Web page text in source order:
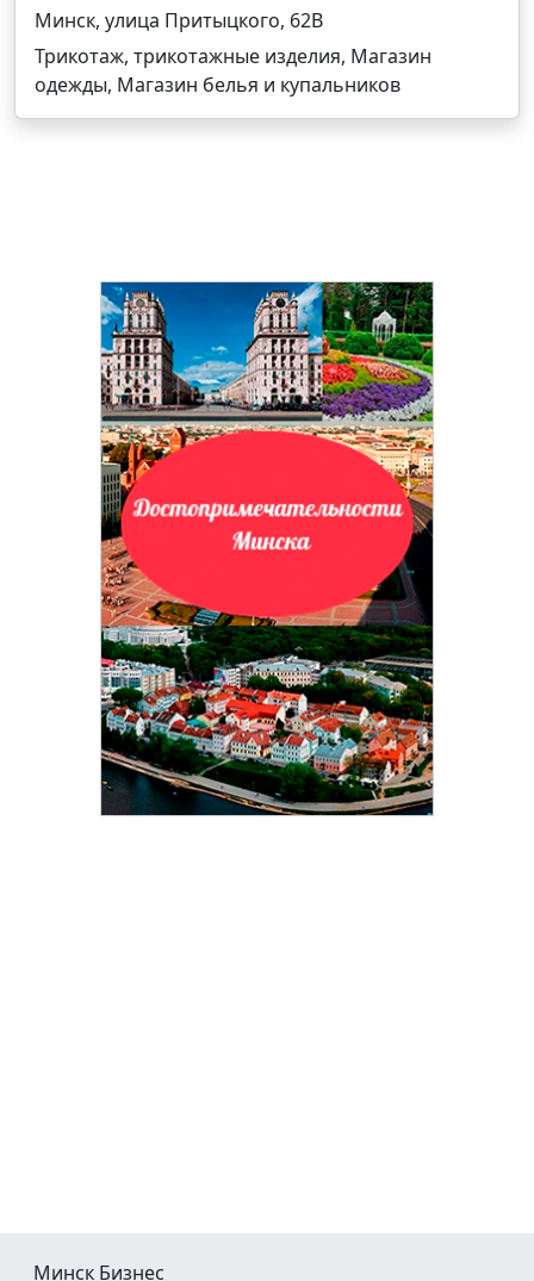
Минск, улица Притыцкого, 62В
Трикотаж, трикотажные изделия, Магазин
одежды, Магазин белья и купальников
Минск Бизнес